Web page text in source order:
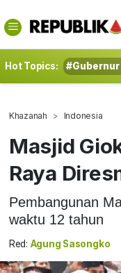
Hot Topics:
Khazanah Indonesia
Masjid
Raya
Pembangunan
waktu 12 tahun
Red: Agung Sasongko